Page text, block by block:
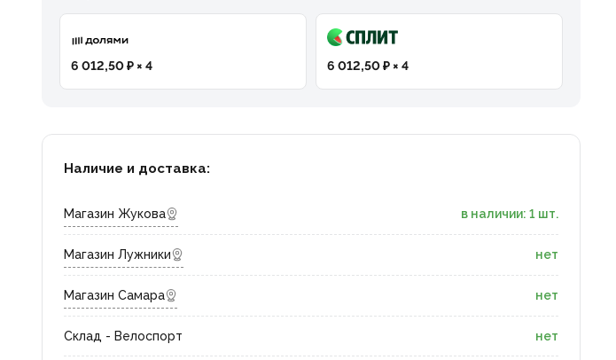
6 012,50 ₽ × 4 6 012,50 ₽ × 4
Наличие и доставка:
Магазин Жукова в наличии: 1 шт.
Магазин Лужники нет
Магазин Самара нет
Склад - Велоспорт нет